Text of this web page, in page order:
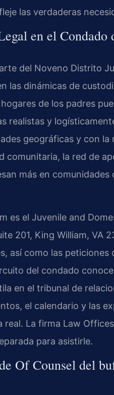
las verdaderas
en el
del Noveno Distrito
las dinámicas de
de los padres
realistas y
geográficas y con la
comunitaria, la red de
más en comunidades
es el Juvenile and
201, King William, VA
así como las
del condado
en el tribunal de
el calendario y las
La firma Law
para asistirle.
Of Counsel del